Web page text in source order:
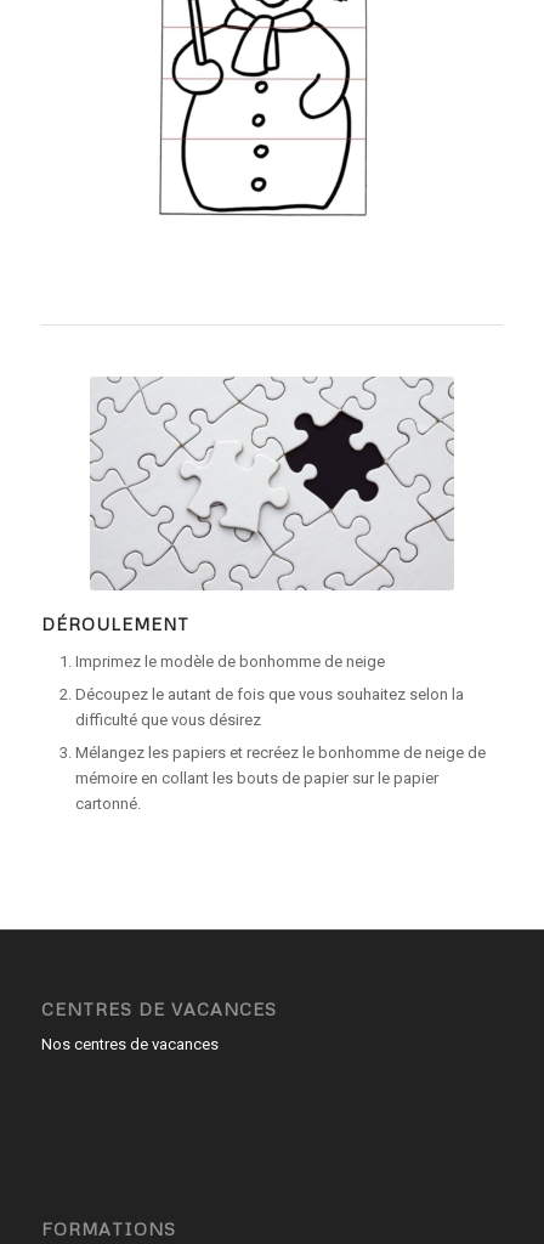
DÉROULEMENT
Imprimez le modèle de bonhomme de neige
Découpez le autant de fois que vous souhaitez selon la
difficulté que vous désirez
Mélangez les papiers et recréez le bonhomme de neige de
mémoire en collant les bouts de papier sur le papier
cartonné.
CENTRES DE VACANCES
Nos centres de vacances
FORMATIONS